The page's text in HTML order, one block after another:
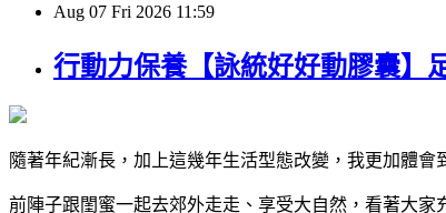
Aug 07 Fri 2026 11:59
行動力保養【詠統好好動膠囊】
隨著年紀漸長，加上這幾年生活型態改變，我更加體會
前陣子跟閨蜜一起去郊外走走、享受大自然，看著大